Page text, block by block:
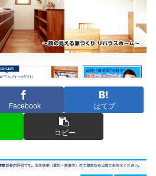
Facebook はてブ
コピー